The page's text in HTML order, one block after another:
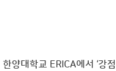
양대학교 ERICA에서 ‘